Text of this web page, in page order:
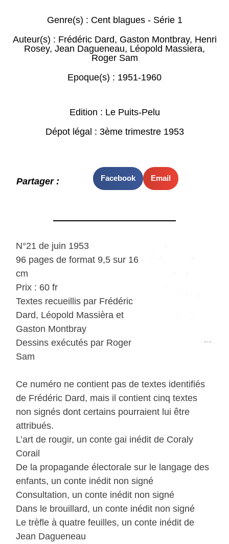
Genre(s) : Cent blagues - Série 1
Auteur(s) : Frédéric Dard, Gaston Montbray, Henri
Rosey, Jean Dagueneau, Léopold Massiera,
Roger Sam
Epoque(s) : 1951-1960
Edition : Le Puits-Pelu
Dépot légal : 3ème trimestre 1953
Partager : Facebook Email
N°21 de juin 1953
96 pages de format 9,5 sur 16
cm
Prix : 60 fr
Textes recueillis par Frédéric
Dard, Léopold Massièra et
Gaston Montbray
Dessins exécutés par Roger
Sam
Ce numéro ne contient pas de textes identifiés
de Frédéric Dard, mais il contient cinq textes
non signés dont certains pourraient lui être
attribués.
L’art de rougir, un conte gai inédit de Coraly
Corail
De la propagande électorale sur le langage des
enfants, un conte inédit non signé
Consultation, un conte inédit non signé
Dans le brouillard, un conte inédit non signé
Le trèfle à quatre feuilles, un conte inédit de
Jean Dagueneau